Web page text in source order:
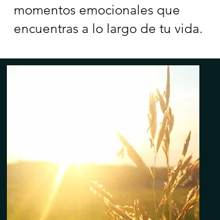
momentos emocionales que
encuentras a lo largo de tu vida.